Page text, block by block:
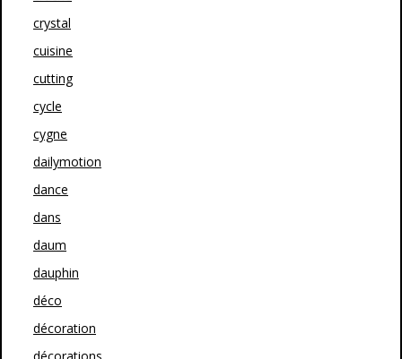
crystal
cuisine
cutting
cycle
cygne
dailymotion
dance
dans
daum
dauphin
déco
décoration